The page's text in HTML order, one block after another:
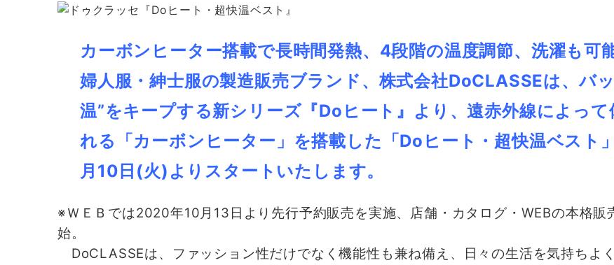
カーボンヒーター搭載で長時間発熱、4段階の温度調節、洗濯も可能
婦人服・紳士服の製造販売ブランド、株式会社DoCLASSEは、バ
温”をキープする新シリーズ『Doヒート』より、遠赤外線によって
れる「カーボンヒーター」を搭載した「Doヒート・超快温ベスト
月10日(火)よりスタートいたします。
※ＷＥＢでは2020年10月13日より先行予約販売を実施、店舗・カタログ・WEBの本格販
始。
DoCLASSEは、ファッション性だけでなく機能性も兼ね備え、日々の生活を気持ちよ